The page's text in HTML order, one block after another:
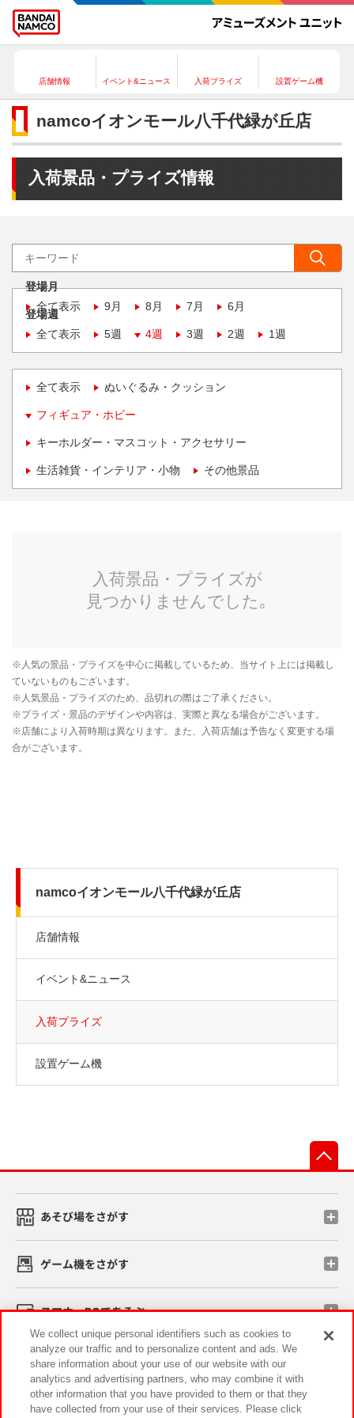
店舗情報 イベント&ニュース 入荷プライズ 設置ゲーム機
namcoイオンモール八千代緑が丘店
入荷景品・プライズ情報
登場月
全て表示
9月 8月 7月 6月
登場週
全て表示
5週 4週 3週 2週 1週
全て表示 ぬいぐるみ・クッション
フィギュア・ホビー
キーホルダー・マスコット・アクセサリー
生活雑貨・インテリア・小物 その他景品
namcoイオンモール八千代緑が丘店
店舗情報
イベント&ニュース
入荷プライズ
設置ゲーム機
あそび場をさがす
ゲーム機をさがす
スマホ・PCであそぶ
イベント・キャンペーン
We collect unique personal identifiers such as cookies to
analyze our traffic and to personalize content and ads. We
share information about your use of our website with our
analytics and advertising partners, who may combine it with
other information that you have provided to them or that they
have collected from your use of their services. Please click